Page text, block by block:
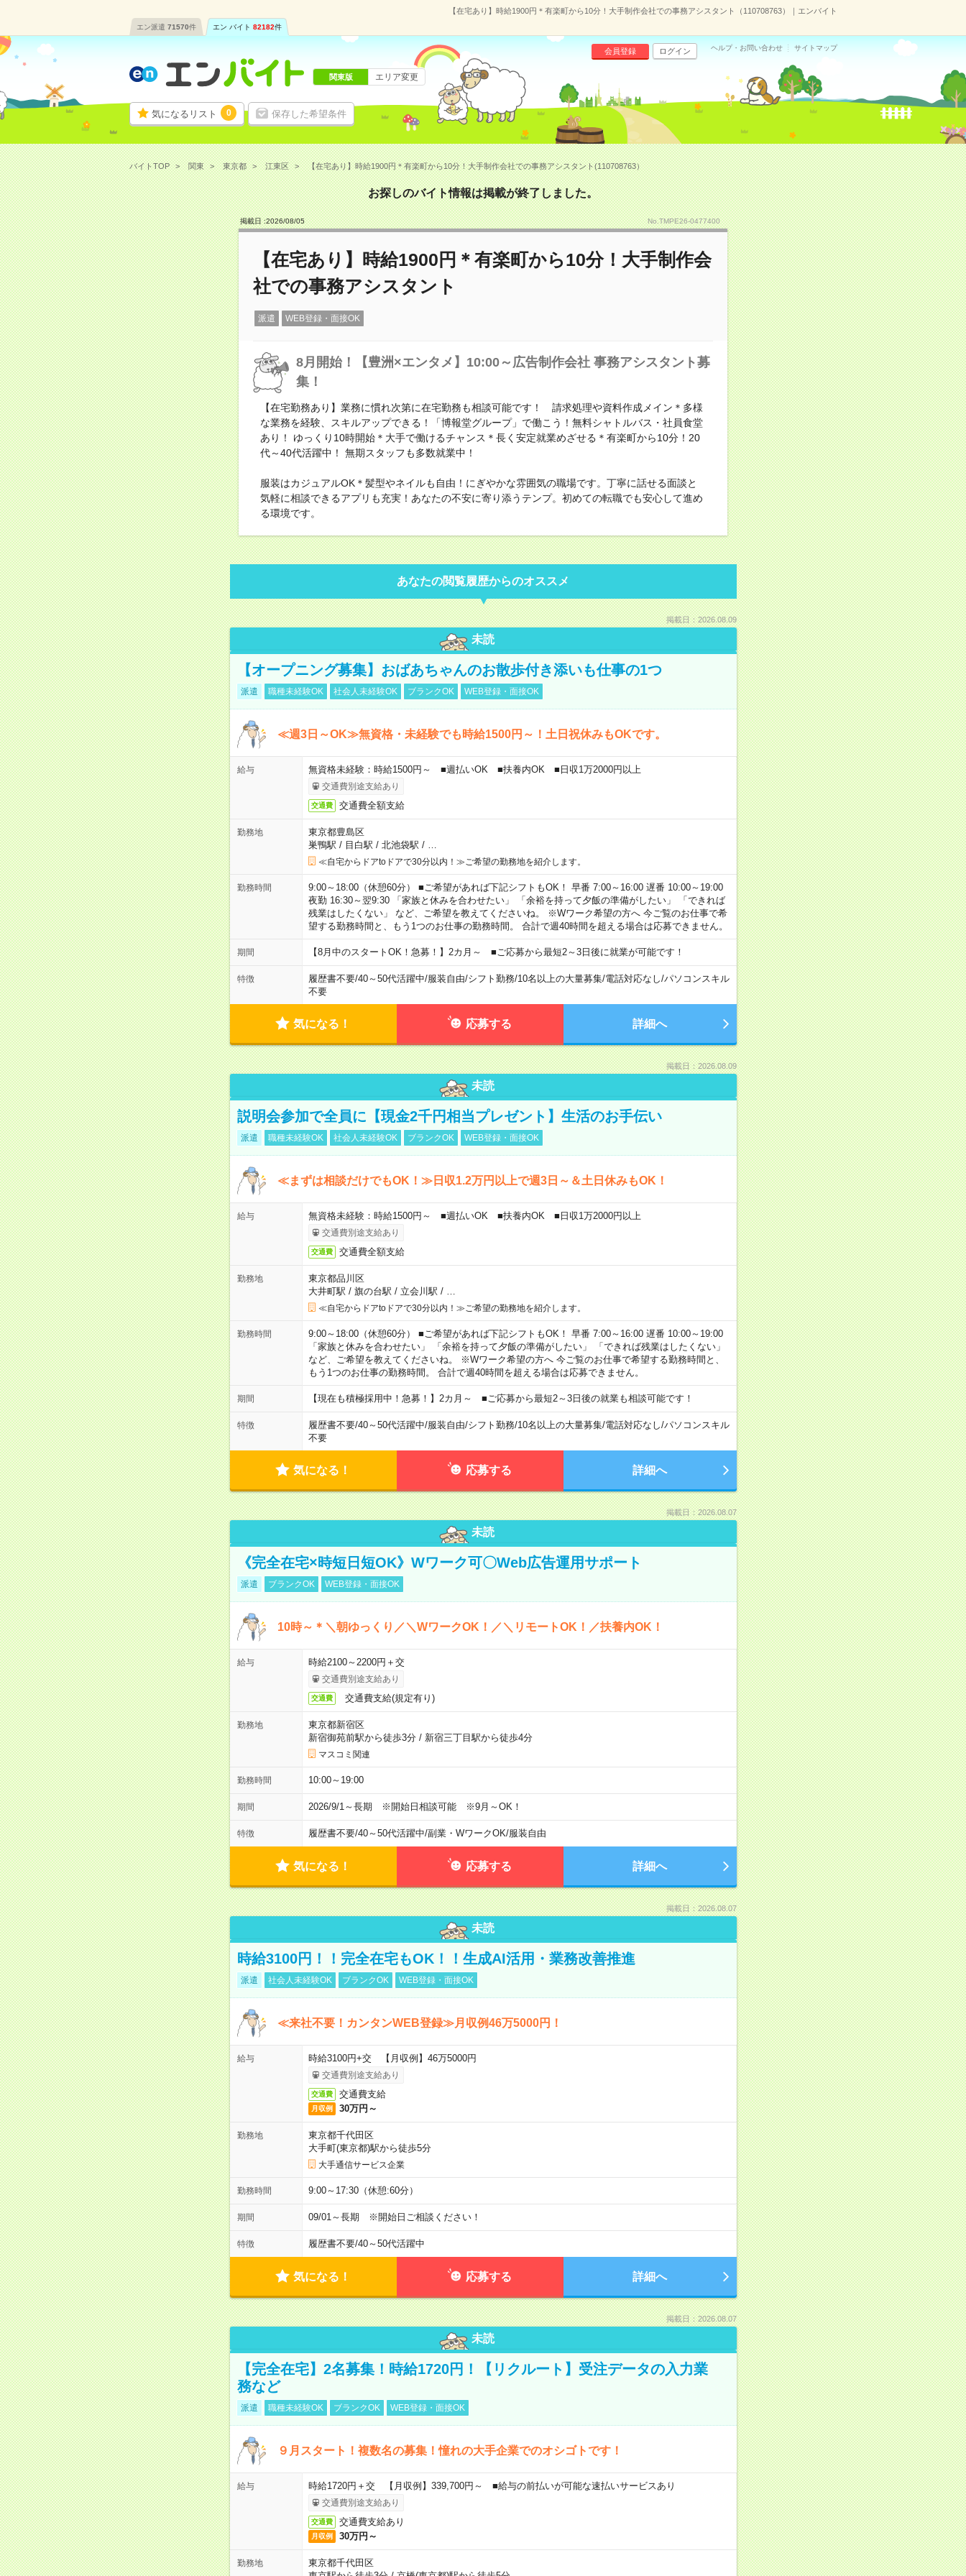
【在宅あり】時給1900円＊有楽町から10分！大手制作会社での事務アシスタント（110708763）｜エンバイト
エン派遣 71570件 エン バイト 82182件
気になるリスト 0 保存した希望条件
会員登録 ログイン ヘルプ・お問い合わせ サイトマップ
関東版 エリア変更
バイトTOP 関東 東京都 江東区 【在宅あり】時給1900円＊有楽町から10分！大手制作会社での事務アシスタント(110708763）
お探しのバイト情報は掲載が終了しました。
掲載日 :2026/08/05 No.TMPE26-0477400
【在宅あり】時給1900円＊有楽町から10分！大手制作会
社での事務アシスタント
派遣 WEB登録・面接OK
8月開始！【豊洲×エンタメ】10:00～広告制作会社 事務アシスタント募
集！
【在宅勤務あり】業務に慣れ次第に在宅勤務も相談可能です！ 請求処理や資料作成メイン＊多様
な業務を経験、スキルアップできる！「博報堂グループ」で働こう！無料シャトルバス・社員食堂
あり！ ゆっくり10時開始＊大手で働けるチャンス＊長く安定就業めざせる＊有楽町から10分！20
代～40代活躍中！ 無期スタッフも多数就業中！
服装はカジュアルOK＊髪型やネイルも自由！にぎやかな雰囲気の職場です。丁寧に話せる面談と
気軽に相談できるアプリも充実！あなたの不安に寄り添うテンプ。初めての転職でも安心して進め
る環境です。
あなたの閲覧履歴からのオススメ
掲載日：2026.08.09
未読
【オープニング募集】おばあちゃんのお散歩付き添いも仕事の1つ
派遣 職種未経験OK 社会人未経験OK ブランクOK WEB登録・面接OK
≪週3日～OK≫無資格・未経験でも時給1500円～！土日祝休みもOKです。
給与 無資格未経験：時給1500円～ ■週払いOK ■扶養内OK ■日収1万2000円以上
交通費別途支給あり
交通費 交通費全額支給
勤務地
東京都豊島区
巣鴨駅 / 目白駅 / 北池袋駅 /
≪自宅からドアtoドアで30分以内！≫ご希望の勤務地を紹介します。
勤務時間
9:00～18:00（休憩60分） ■ご希望があれば下記シフトもOK！ 早番 7:00～16:00 遅番 10:00～19:00
夜勤 16:30～翌9:30 「家族と休みを合わせたい」 「余裕を持って夕飯の準備がしたい」 「できれば
残業はしたくない」 など、ご希望を教えてくださいね。 ※Wワーク希望の方へ 今ご覧のお仕事で希
望する勤務時間と、もう1つのお仕事の勤務時間。 合計で週40時間を超える場合は応募できません。
期間 【8月中のスタートOK！急募！】2カ月～ ■ご応募から最短2～3日後に就業が可能です！
特徴 履歴書不要/40～50代活躍中/服装自由/シフト勤務/10名以上の大量募集/電話対応なし/パソコンスキル
不要
気になる！ 応募する 詳細へ
掲載日：2026.08.09
未読
説明会参加で全員に【現金2千円相当プレゼント】生活のお手伝い
派遣 職種未経験OK 社会人未経験OK ブランクOK WEB登録・面接OK
≪まずは相談だけでもOK！≫日収1.2万円以上で週3日～＆土日休みもOK！
給与 無資格未経験：時給1500円～ ■週払いOK ■扶養内OK ■日収1万2000円以上
交通費別途支給あり
交通費 交通費全額支給
勤務地
東京都品川区
大井町駅 / 旗の台駅 / 立会川駅 /
≪自宅からドアtoドアで30分以内！≫ご希望の勤務地を紹介します。
勤務時間
9:00～18:00（休憩60分） ■ご希望があれば下記シフトもOK！ 早番 7:00～16:00 遅番 10:00～19:00
「家族と休みを合わせたい」 「余裕を持って夕飯の準備がしたい」 「できれば残業はしたくない」
など、ご希望を教えてくださいね。 ※Wワーク希望の方へ 今ご覧のお仕事で希望する勤務時間と、
もう1つのお仕事の勤務時間。 合計で週40時間を超える場合は応募できません。
期間 【現在も積極採用中！急募！】2カ月～ ■ご応募から最短2～3日後の就業も相談可能です！
特徴 履歴書不要/40～50代活躍中/服装自由/シフト勤務/10名以上の大量募集/電話対応なし/パソコンスキル
不要
気になる！ 応募する 詳細へ
掲載日：2026.08.07
未読
《完全在宅×時短日短OK》Wワーク可〇Web広告運用サポート
派遣 ブランクOK WEB登録・面接OK
10時～＊＼朝ゆっくり／＼WワークOK！／＼リモートOK！／扶養内OK！
給与 時給2100～2200円＋交
交通費別途支給あり
交通費 交通費支給(規定有り)
勤務地
東京都新宿区
新宿御苑前駅から徒歩3分/ 新宿三丁目駅から徒歩4分
マスコミ関連
勤務時間 10:00～19:00
期間 2026/9/1～長期 ※開始日相談可能 ※9月～OK！
特徴 履歴書不要/40～50代活躍中/副業・WワークOK/服装自由
気になる！ 応募する 詳細へ
掲載日：2026.08.07
未読
時給3100円！！完全在宅もOK！！生成AI活用・業務改善推進
派遣 社会人未経験OK ブランクOK WEB登録・面接OK
≪来社不要！カンタンWEB登録≫月収例46万5000円！
給与 時給3100円+交 【月収例】46万5000円
交通費別途支給あり
交通費 交通費支給
月収例 30万円～
勤務地
東京都千代田区
大手町(東京都)駅から徒歩5分
大手通信サービス企業
勤務時間 9:00～17:30（休憩:60分）
期間 09/01～長期 ※開始日ご相談ください！
特徴 履歴書不要/40～50代活躍中
気になる！ 応募する 詳細へ
掲載日：2026.08.07
未読
【完全在宅】2名募集！時給1720円！【リクルート】受注データの入力業
務など
派遣 職種未経験OK ブランクOK WEB登録・面接OK
９月スタート！複数名の募集！憧れの大手企業でのオシゴトです！
給与 時給1720円＋交 【月収例】339,700円～ ■給与の前払いが可能な速払いサービスあり
交通費別途支給あり
交通費 交通費支給あり
月収例 30万円～
勤務地
東京都千代田区